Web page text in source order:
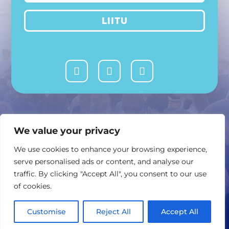
We value your privacy
We use cookies to enhance your browsing experience,
serve personalised ads or content, and analyse our
traffic. By clicking "Accept All", you consent to our use
of cookies.
Customise Reject All Accept All
LIITU
MTÜ Avatud Vabariik
Ahtri 8, 10151 Tallinn